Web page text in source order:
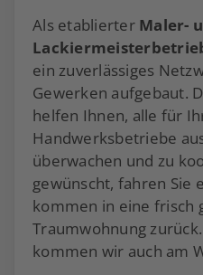
Als etablierter Maler-
ein zuverlässiges
Gewerken aufgebaut.
helfen Ihnen, alle für
Handwerksbetriebe
überwachen und zu
gewünscht, fahren Sie
kommen in eine frisch
Traumwohnung
kommen wir auch am